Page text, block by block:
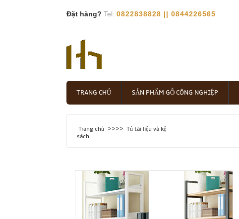
Đặt hàng? Tel:0822838828 || 0844226565
TRANG CHỦ SẢN PHẨM GỖ CÔNG NGHIỆP
Trang chủ >>>> Tủ tài liệu và kệ
sách